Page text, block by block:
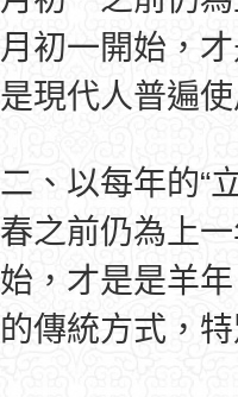
月初一開始，
是現代人普遍
二、以每年的“
春之前仍為上
始，才是是羊
的傳統方式，